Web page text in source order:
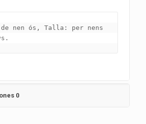
nen ós, Talla: per nens
0